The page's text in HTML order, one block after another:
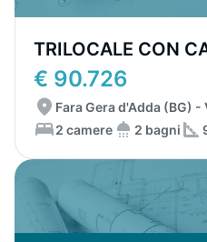
TRILOCALE CON
€ 90.726
Fara Gera d'Adda (BG) -
2 camere
2 bagni